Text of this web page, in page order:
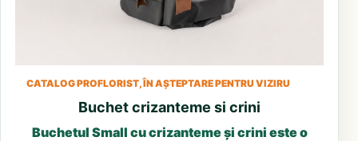
CATALOG PROFLORIST, ÎN AȘTEPTARE PENTRU VIZIRU
Buchet crizanteme si crini
Buchetul Small cu crizanteme și crini este o